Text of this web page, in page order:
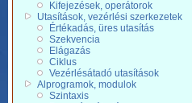
Kifejezések, operátorok
Utasítások, vezérlési szerkezetek
Értékadás, üres utasítás
Szekvencia
Elágazás
Ciklus
Vezérlésátadó utasítások
Alprogramok, modulok
Szintaxis